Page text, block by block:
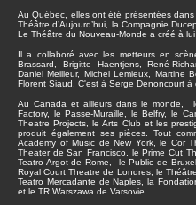
Au Québec, elles ont été présentées
Théâtre d’Aujourd’hui, la Compagnie
Le Théâtre du Nouveau-Monde a créé à
Il a collaboré avec les metteurs en
Brassard, Brigitte Haentjens, René-
Daniel Meilleur, Michel Lemieux, Martine
Florent Siaud. C'est à Serge Denoncourt à
Au Canada et ailleurs dans le monde,
Factory, le Passe-Muraille, le Belfry, le
Theatre Projects, le Arts Club et les
produit également ses pièces. Tout
Academy of Music de New York, le Cor
Theater de San Francisco, le Prime Cut
Teatro Argot de Rome, le Public de
Royal Court Theatre de Londres, le
Teatro Mercadante de Naples, la
et le TR Warszawa de Varsovie.